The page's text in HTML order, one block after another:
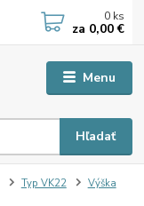
Menu
Hľadať
0 ks
za 0,00 €
Typ VK22
Výška